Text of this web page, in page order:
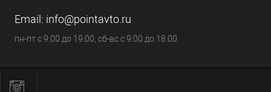
Email: info@pointavto.ru
пн-пт с 9:00 до 19:00, сб-вс с 9:00 до 18:00